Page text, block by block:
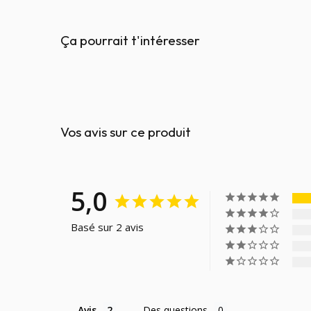
Ça pourrait t'intéresser
Vos avis sur ce produit
5,0
Basé sur 2 avis